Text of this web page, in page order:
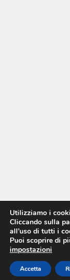
Utilizziamo i
Cliccando sulla
all’uso di tutti i
Puoi scoprire di
impostazioni
Accetta